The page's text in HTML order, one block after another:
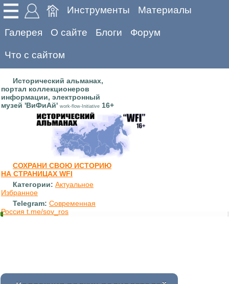
Инструменты Материалы
Галерея О сайте Блоги Форум
Что с сайтом
Исторический альманах,
портал коллекционеров
информации, электронный
музей 'ВиФиАй' work-flow-Initiative 16+
СОХРАНИ СВОЮ ИСТОРИЮ
НА СТРАНИЦАХ WFI
Категории: Актуальное
Избранное
Telegram: Современная
Россия t.me/sov_ros